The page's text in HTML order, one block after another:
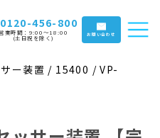
0120-456-800
業時間：9:00〜18:00
(土日祝を除く) お問い合わせ
ー装置 / 15400 / VP-